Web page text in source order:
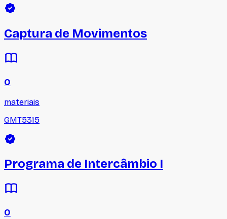
Captura de Movimentos
0
materiais
GMT5315
Programa de Intercâmbio I
0